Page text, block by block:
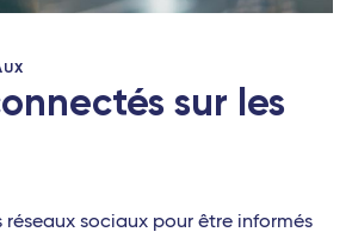
sur les
réseaux sociaux pour être informés